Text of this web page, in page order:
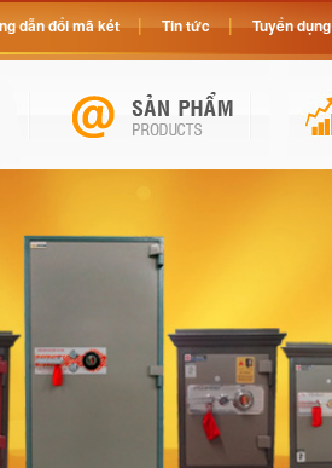
dẫn đổi mã két Tin tức Tuyển dụng